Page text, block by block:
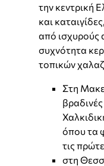
την κεντρική
και
από ισχυρούς
συχνότητα
τοπικών
Στη
όπου τα
τις
στη